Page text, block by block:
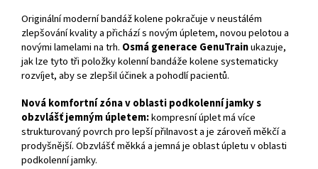
Originální moderní bandáž kolene pokračuje v neustálém
zlepšování kvality a přichází s novým úpletem, novou pelotou a
novými lamelami na trh. Osmá generace GenuTrainukazuje,
jak lze tyto tři položky kolenní bandáže kolene systematicky
rozvíjet, aby se zlepšil účinek a pohodlí pacientů.
Nová komfortní zóna v oblasti podkolenní jamky s
obzvlášť jemným úpletem:kompresní úplet má více
strukturovaný povrch pro lepší přilnavost a je zároveň měkčí a
prodyšnější. Obzvlášť měkká a jemná je oblast úpletu v oblasti
podkolenní jamky.